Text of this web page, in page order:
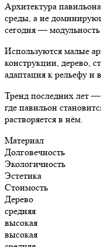
Архитектура
среды, а не
сегодня —
Используются малые
конструкции, дерево,
адаптация к рельефу и
Тренд последних лет
где павильон
растворяется в нём.
Материал
Долговечность
Экологичность
Эстетика
Стоимость
Дерево
средняя
высокая
высокая